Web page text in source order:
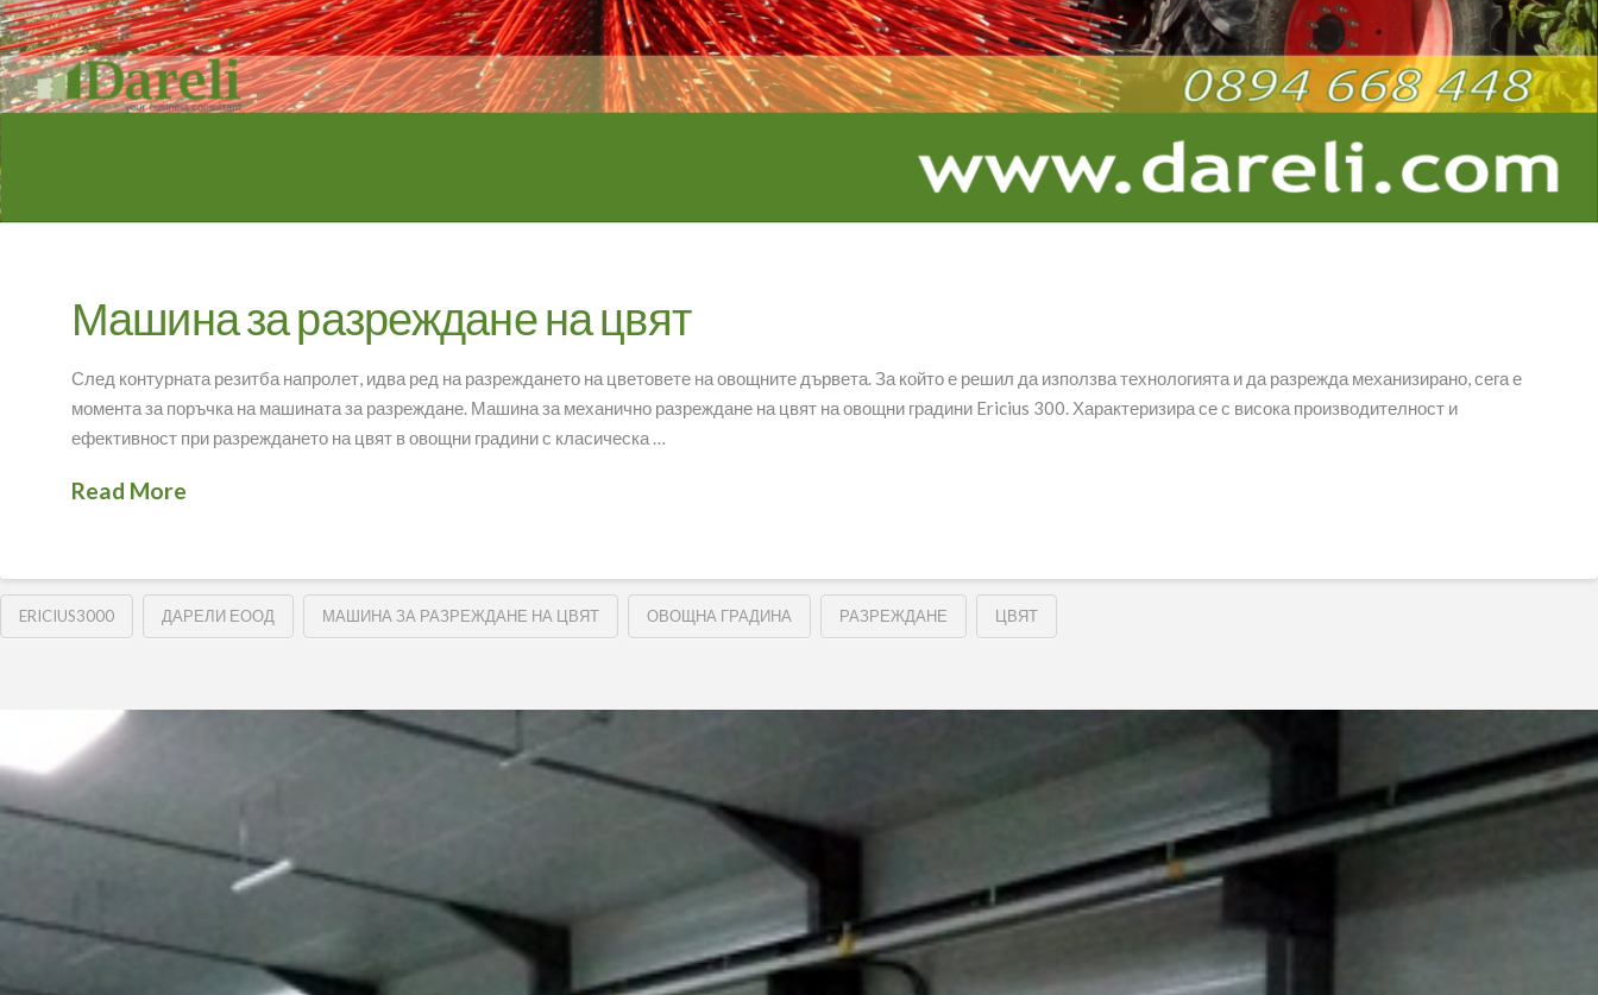
Машина за разреждане на цвят
След контурната резитба напролет, идва ред на разреждането на цветовете на овощните дървета. За който е решил да използва технологията и да разрежда механизирано, сега е
момента за поръчка на машината за разреждане. Машина за механично разреждане на цвят на овощни градини Ericius 300. Характеризира се с висока производителност и
ефективност при разреждането на цвят в овощни градини с класическа …
Read More
ERICIUS3000 ДАРЕЛИ ЕООД МАШИНА ЗА РАЗРЕЖДАНЕ НА ЦВЯТ ОВОЩНА ГРАДИНА РАЗРЕЖДАНЕ ЦВЯТ